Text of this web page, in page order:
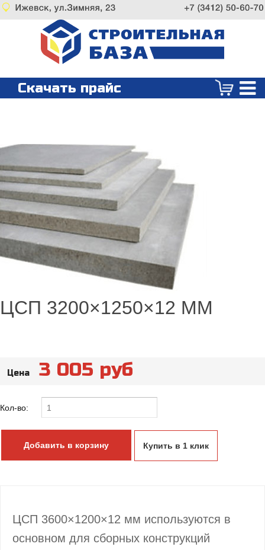
Скачать прайс
ЦСП 3200×1250×12 ММ
Цена 3 005 руб
Кол-во:
Купить в 1 клик
ЦСП 3600×1200×12 мм используются в
основном для сборных конструкций